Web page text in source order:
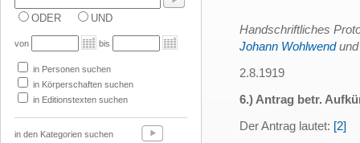
ODER UND
von bis
in Personen suchen
in Körperschaften suchen
in Editionstexten suchen
in den Kategorien suchen
Handschriftliches
Johann Wohlwend
2.8.1919
6.) Antrag betr.
Der Antrag lautet: [2]